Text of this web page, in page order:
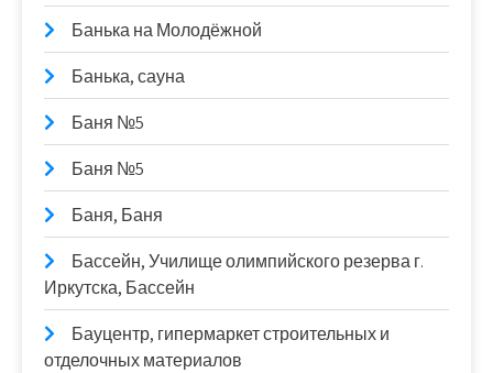
Банька на Молодёжной
Банька, сауна
Баня №5
Баня №5
Баня, Баня
Бассейн, Училище олимпийского резерва г.
Иркутска, Бассейн
Бауцентр, гипермаркет строительных и
отделочных материалов